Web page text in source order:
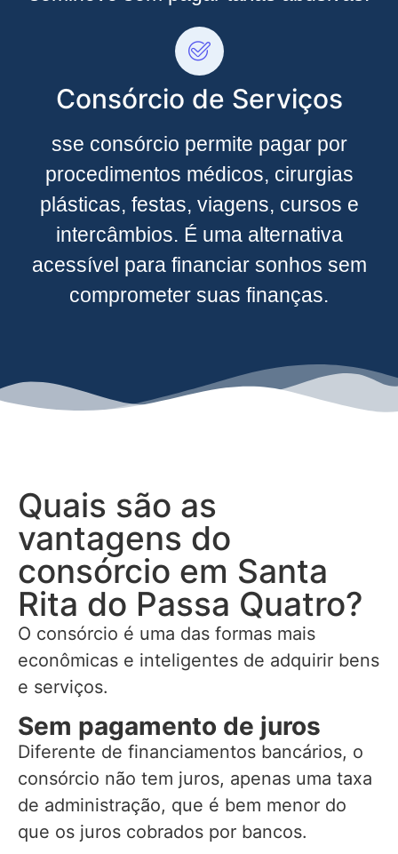
Consórcio de Serviços
sse consórcio permite pagar por
procedimentos médicos, cirurgias
plásticas, festas, viagens, cursos e
intercâmbios. É uma alternativa
acessível para financiar sonhos sem
comprometer suas finanças.
Quais são as
vantagens do
consórcio em Santa
Rita do Passa Quatro?
O consórcio é uma das formas mais
econômicas e inteligentes de adquirir bens
e serviços.
Sem pagamento de juros
Diferente de financiamentos bancários, o
consórcio não tem juros, apenas uma taxa
de administração, que é bem menor do
que os juros cobrados por bancos.